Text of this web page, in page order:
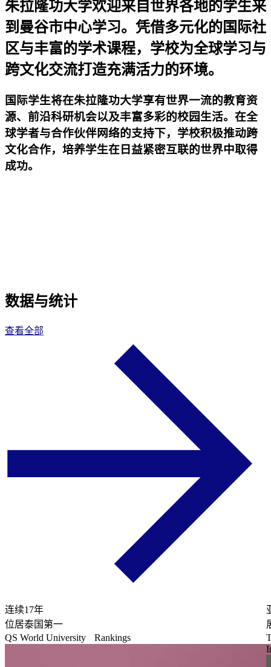
朱拉隆功大学欢迎来自世界各地的学生来
到曼谷市中心学习。凭借多元化的国际社
区与丰富的学术课程，学校为全球学习与
跨文化交流打造充满活力的环境。
国际学生将在朱拉隆功大学享有世界一流的教育资
源、前沿科研机会以及丰富多彩的校园生活。在全
球学者与合作伙伴网络的支持下，学校积极推动跨
文化合作，培养学生在日益紧密互联的世界中取得
成功。
数据与统计
查看全部
连续17年
位居泰国第一
QS World University Rankings